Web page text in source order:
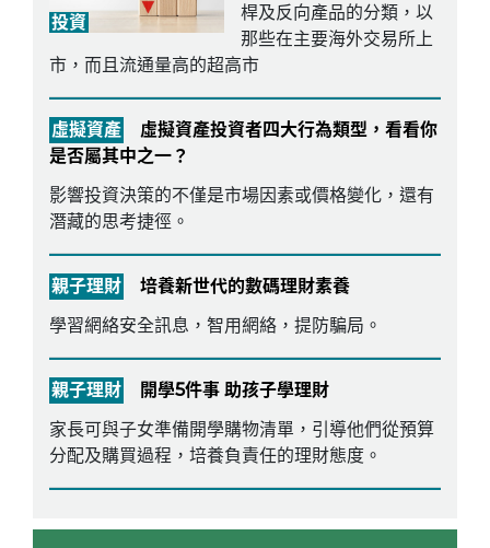
投資
桿及反向產品的分類，以
那些在主要海外交易所上
市，而且流通量高的超高市
虛擬資產
虛擬資產投資者四大行為類型，看看你
是否屬其中之一？
影響投資決策的不僅是市場因素或價格變化，還有
潛藏的思考捷徑。
親子理財
培養新世代的數碼理財素養
學習網絡安全訊息，智用網絡，提防騙局。
親子理財
開學5件事 助孩子學理財
家長可與子女準備開學購物清單，引導他們從預算
分配及購買過程，培養負責任的理財態度。